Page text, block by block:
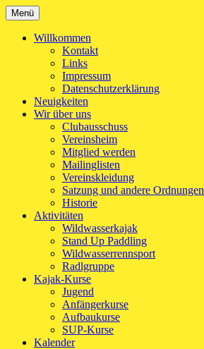
Zum
Inhalt
springen
Kanu-Club Turngemeinde München e.V.
Kanu fahren in München
Menü
Willkommen
Kontakt
Links
Impressum
Datenschutzerklärung
Neuigkeiten
Wir über uns
Clubausschuss
Vereinsheim
Mitglied werden
Mailinglisten
Vereinskleidung
Satzung und andere Ordnungen
Historie
Aktivitäten
Wildwasserkajak
Stand Up Paddling
Wildwasserrennsport
Radlgruppe
Kajak-Kurse
Jugend
Anfängerkurse
Aufbaukurse
SUP-Kurse
Kalender